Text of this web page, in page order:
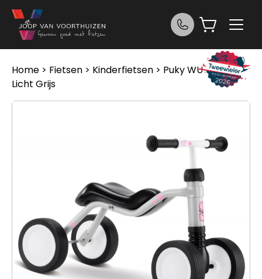
Ga naar de inhoud
Home > Fietsen > Kinderfietsen > Puky WUTSCH
Licht Grijs